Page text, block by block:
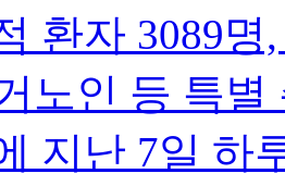
환자 3089
노인 등 특
지난 7일 하